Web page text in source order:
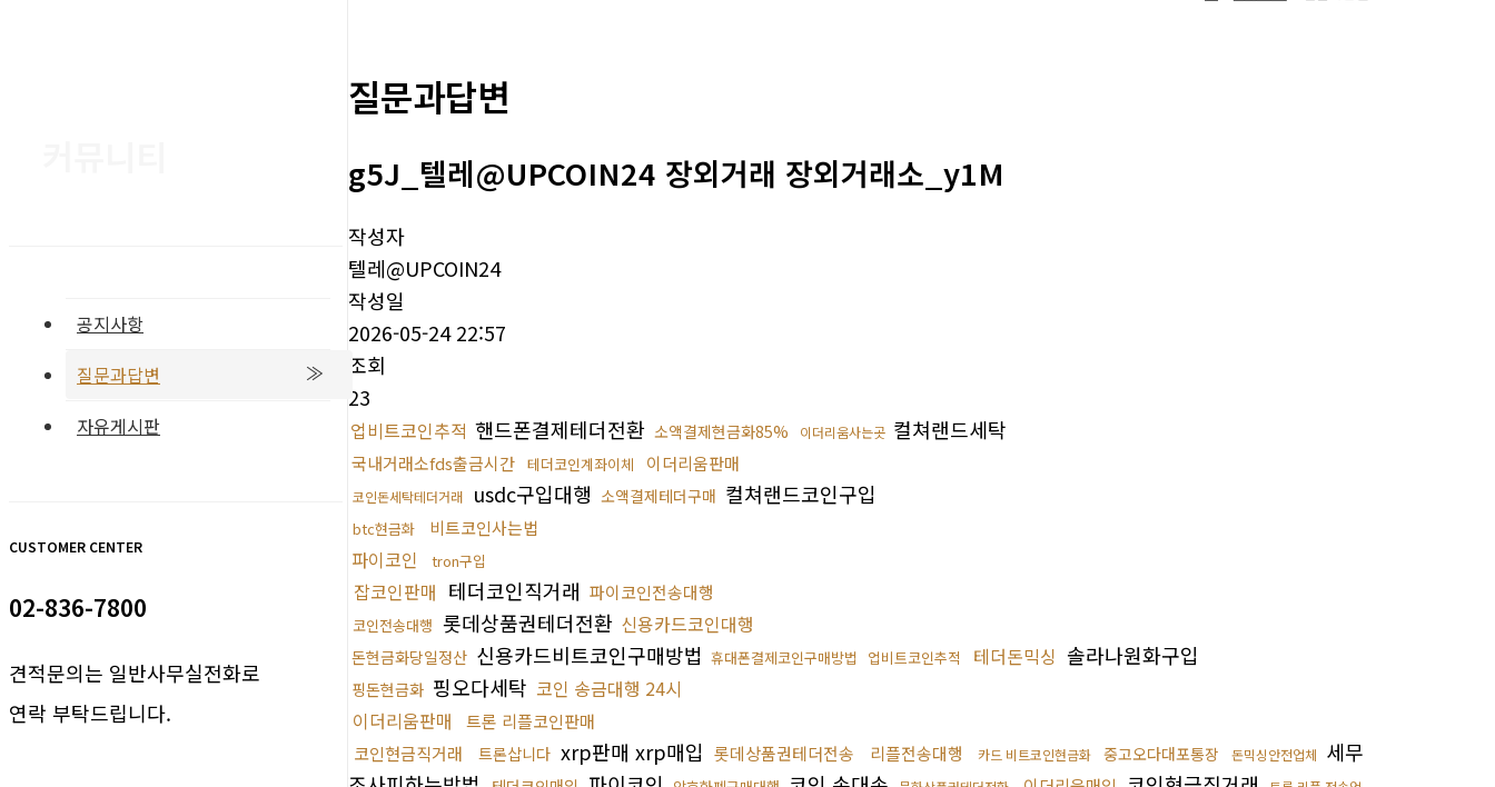
공지사항
질문과답변
자유게시판
CUSTOMER CENTER
02-836-7800
견적문의는 일반사무실전화로
연락 부탁드립니다.
질문과답변
g5J_텔레@UPCOIN24 장외거래 장외거래소_y1M
작성자
텔레@UPCOIN24
작성일
2026-05-24 22:57
조회
23
업비트코인추적 핸드폰결제테더전환 소액결제현금화85% 이더리움사는곳 컬쳐랜드세탁
국내거래소fds출금시간 테더코인계좌이체 이더리움판매
코인돈세탁테더거래 usdc구입대행 소액결제테더구매 컬쳐랜드코인구입
btc현금화 비트코인사는법
파이코인 tron구입
잡코인판매 테더코인직거래 파이코인전송대행
코인전송대행 롯데상품권테더전환 신용카드코인대행
돈현금화당일정산 신용카드비트코인구매방법 휴대폰결제코인구매방법 업비트코인추적 테더돈믹싱 솔라나원화구입
핑돈현금화 핑오다세탁 코인 송금대행 24시
이더리움판매
트론 리플코인판매
코인현금직거래
트론삽니다 xrp판매 xrp매입 롯데상품권테더전송 리플전송대행 카드 비트코인현금화 중고오다대포통장 돈믹싱안전업체 세무